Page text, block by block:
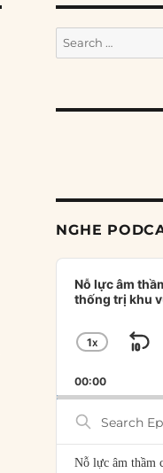
Search
for:
NGHE
Audio
Player
Nỗ lực âm
thống trị khu
CHANGE
RATE
1X
00:00
Search
Episodes
Nỗ lực âm thầm